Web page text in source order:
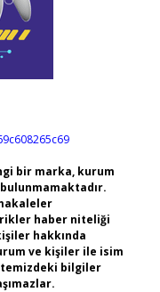
bir marka, kurum
haber niteliği
hakkında
ve kişiler ile isim
bilgiler